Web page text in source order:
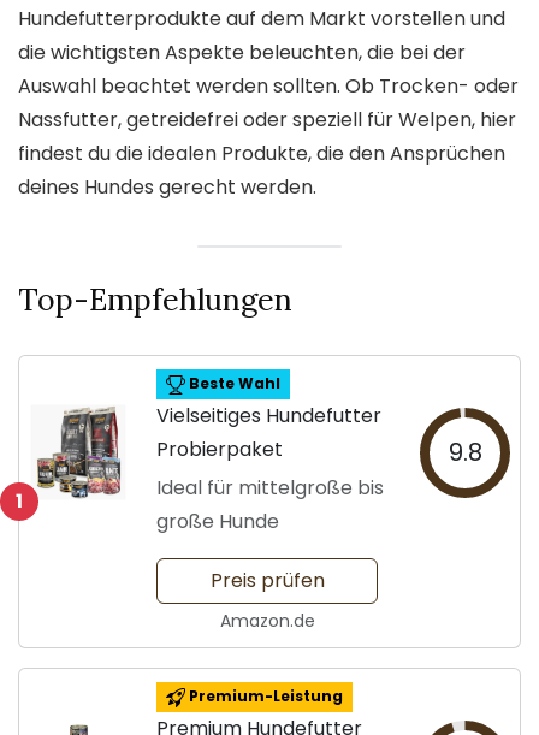
Hundefutterprodukte auf dem Markt vorstellen und
die wichtigsten Aspekte beleuchten, die bei der
Auswahl beachtet werden sollten. Ob Trocken- oder
Nassfutter, getreidefrei oder speziell für Welpen, hier
findest du die idealen Produkte, die den Ansprüchen
deines Hundes gerecht werden.
Top-Empfehlungen
1
Beste Wahl
Vielseitiges Hundefutter
Probierpaket
Ideal für mittelgroße bis
große Hunde
9.8
Preis prüfen
Amazon.de
Premium-Leistung
Premium Hundefutter